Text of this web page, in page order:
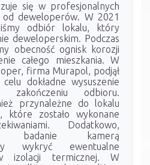
się w profesjonalnych
od deweloperów. W 2021
odbiór lokalu, który
deweloperskim. Podczas
obecność ognisk korozji
całego mieszkania. W
firma Murapol, podjął
dokładne wysuszenie
zakończeniu odbioru.
przynależne do lokalu
które zostało wykonane
Dodatkowo,
badanie kamerą
wykryć ewentualne
izolacji termicznej. W